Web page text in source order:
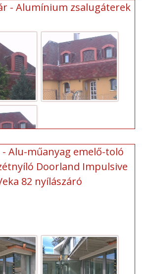
- Alumínium zsalugáterek
Alu-műanyag emelő-toló
Doorland Impulsive
82 nyílászáró